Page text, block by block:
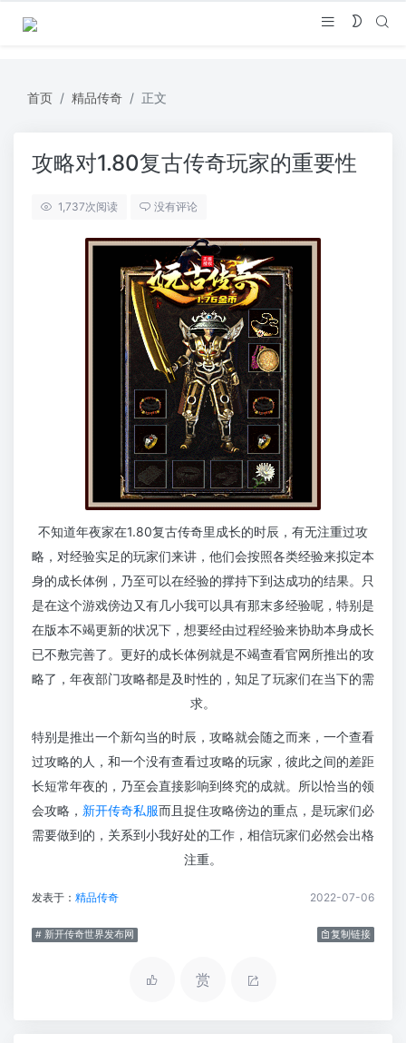
首页 精品传奇 正文
攻略对1.80复古传奇玩家的重要性
1,737次阅读 没有评论
不知道年夜家在1.80复古传奇里成长的时辰，有无注重过攻
略，对经验实足的玩家们来讲，他们会按照各类经验来拟定本
身的成长体例，乃至可以在经验的撑持下到达成功的结果。只
是在这个游戏傍边又有几小我可以具有那末多经验呢，特别是
在版本不竭更新的状况下，想要经由过程经验来协助本身成长
已不敷完善了。更好的成长体例就是不竭查看官网所推出的攻
略了，年夜部门攻略都是及时性的，知足了玩家们在当下的需
求。
特别是推出一个新勾当的时辰，攻略就会随之而来，一个查看
过攻略的人，和一个没有查看过攻略的玩家，彼此之间的差距
长短常年夜的，乃至会直接影响到终究的成就。所以恰当的领
会攻略， 新开传奇私服而且捉住攻略傍边的重点，是玩家们必
需要做到的，关系到小我好处的工作，相信玩家们必然会出格
注重。
发表于： 精品传奇 2022-07-06
# 新开传奇世界发布网 复制链接
赏